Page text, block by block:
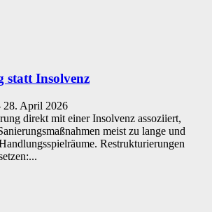
statt Insolvenz
28. April 2026
direkt mit einer Insolvenz assoziiert,
meist zu lange und
Restrukturierungen